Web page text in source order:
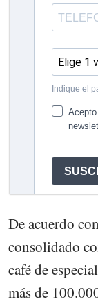
De acuerdo
consolidado
café de
más de